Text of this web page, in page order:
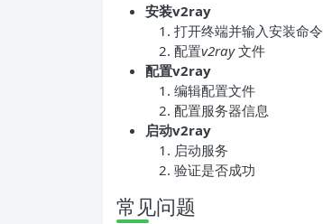
安装v2ray
打开终端并输入安装命令
配置v2ray文件
配置v2ray
编辑配置文件
配置服务器信息
启动v2ray
启动服务
验证是否成功
常见问题